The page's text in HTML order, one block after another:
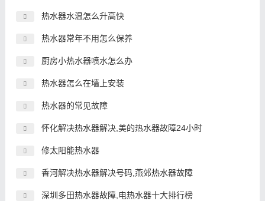
热水器水温怎么升高快
热水器常年不用怎么保养
厨房小热水器喷水怎么办
热水器怎么在墙上安装
热水器的常见故障
怀化解决热水器解决,美的热水器故障24小时
修太阳能热水器
香河解决热水器解决号码,燕郊热水器故障
深圳多田热水器故障,电热水器十大排行榜